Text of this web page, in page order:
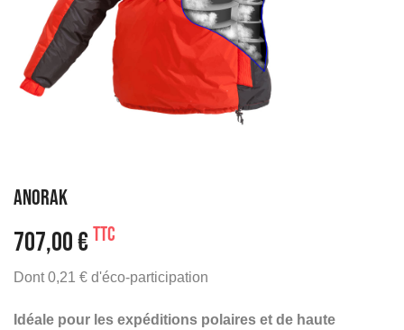
ANORAK
707,00 €TTC
Dont 0,21 € d'éco-participation
Idéale pour les expéditions polaires et de haute